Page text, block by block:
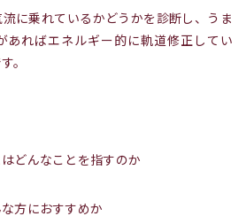
に乗れているかどうかを診断し、うま
あればエネルギー的に軌道修正してい
。
どんなことを指すのか
方におすすめか